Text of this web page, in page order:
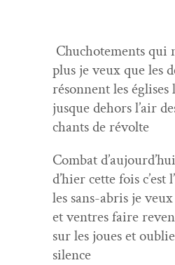
Chu­chote­ments qui
plus je veux que les
réson­nent les églis­es
jusque dehors l’air
chants de révolte
Com­bat
d’hi­er cette fois c’est
les sans-abris je
et ven­tres faire
sur les joues et
silence